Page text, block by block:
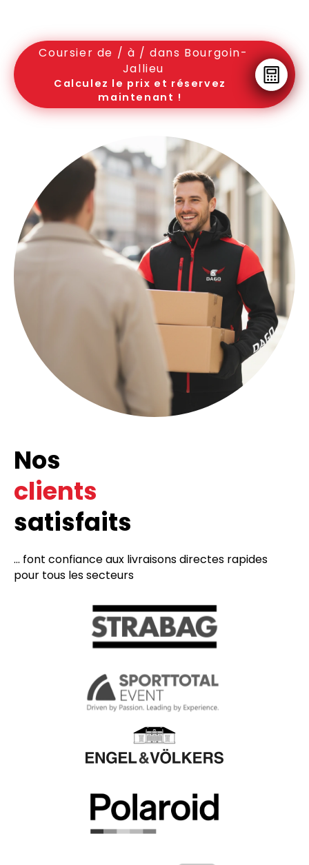
Coursier de / à / dans Bourgoin-
Jallieu
Calculez le prix et réservez
maintenant !
Nos
clients
satisfaits
... font confiance aux livraisons directes rapides
pour tous les secteurs